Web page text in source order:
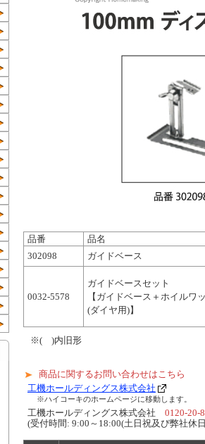
品番
品名
302098
ガイドベース
0032-5578
ガイドベースセット
【ガイドベース＋ホイルワ
(ダイヤ用)】
※( )内旧形
商品に関するお問い合わせはこちら
工機ホールディングス株式会社
※ハイコーキのホームページに移動します。
工機ホールディングス株式会社 0120-20-
(受付時間: 9:00～18:00(土日祝及び弊社休